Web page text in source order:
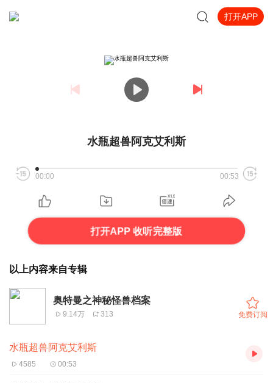
打开APP
水瓶超兽阿克艾利斯
00:00 00:53
打开APP 收听完整版
以上内容来自专辑
奥特曼之神秘怪兽档案
9.14万 313 免费订阅
水瓶超兽阿克艾利斯
4585 00:53